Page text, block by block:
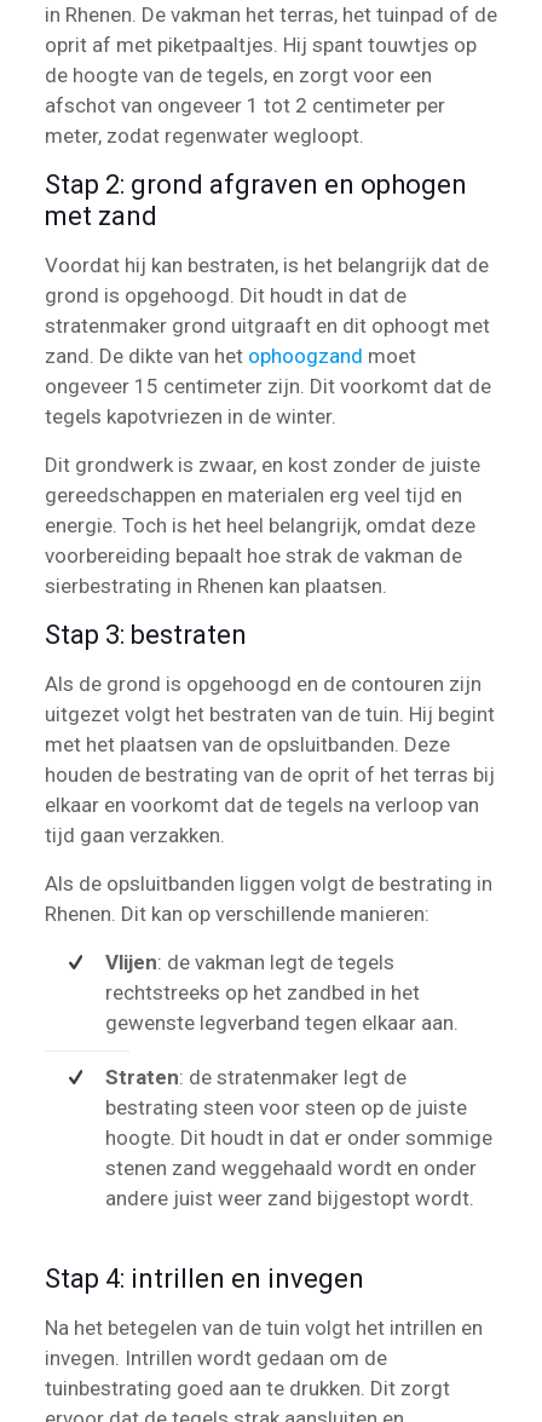
in Rhenen. De vakman het terras, het tuinpad of de
oprit af met piketpaaltjes. Hij spant touwtjes op
de hoogte van de tegels, en zorgt voor een
afschot van ongeveer 1 tot 2 centimeter per
meter, zodat regenwater wegloopt.
Stap 2: grond afgraven en ophogen
met zand
Voordat hij kan bestraten, is het belangrijk dat de
grond is opgehoogd. Dit houdt in dat de
stratenmaker grond uitgraaft en dit ophoogt met
zand. De dikte van het ophoogzand moet
ongeveer 15 centimeter zijn. Dit voorkomt dat de
tegels kapotvriezen in de winter.
Dit grondwerk is zwaar, en kost zonder de juiste
gereedschappen en materialen erg veel tijd en
energie. Toch is het heel belangrijk, omdat deze
voorbereiding bepaalt hoe strak de vakman de
sierbestrating in Rhenen kan plaatsen.
Stap 3: bestraten
Als de grond is opgehoogd en de contouren zijn
uitgezet volgt het bestraten van de tuin. Hij begint
met het plaatsen van de opsluitbanden. Deze
houden de bestrating van de oprit of het terras bij
elkaar en voorkomt dat de tegels na verloop van
tijd gaan verzakken.
Als de opsluitbanden liggen volgt de bestrating in
Rhenen. Dit kan op verschillende manieren:
Vlijen: de vakman legt de tegels
rechtstreeks op het zandbed in het
gewenste legverband tegen elkaar aan.
Straten: de stratenmaker legt de
bestrating steen voor steen op de juiste
hoogte. Dit houdt in dat er onder sommige
stenen zand weggehaald wordt en onder
andere juist weer zand bijgestopt wordt.
Stap 4: intrillen en invegen
Na het betegelen van de tuin volgt het intrillen en
invegen. Intrillen wordt gedaan om de
tuinbestrating goed aan te drukken. Dit zorgt